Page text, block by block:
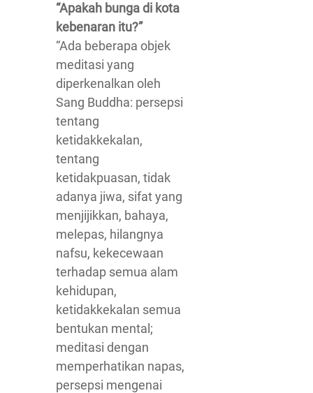
“Apakah bunga di kota
kebenaran itu?”
“Ada beberapa objek
meditasi yang
diperkenalkan oleh
Sang Buddha: persepsi
tentang
ketidakkekalan,
tentang
ketidakpuasan, tidak
adanya jiwa, sifat yang
menjijikkan, bahaya,
melepas, hilangnya
nafsu, kekecewaan
terhadap semua alam
kehidupan,
ketidakkekalan semua
bentukan mental;
meditasi dengan
memperhatikan napas,
persepsi mengenai